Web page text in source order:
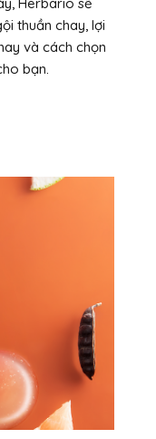
thuần chay, lợi
và cách chọn
bạn.